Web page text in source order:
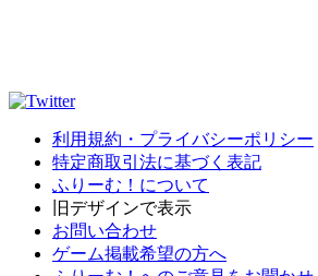
利用規約・プライバシーポリシー
特定商取引法に基づく表記
ふりーむ！について
旧デザインで表示
お問い合わせ
ゲーム掲載希望の方へ